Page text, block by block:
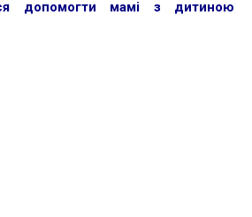
допомогти мамі з дитиною